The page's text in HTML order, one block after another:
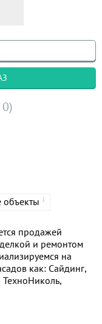
объекты 1
продажей
и ремонтом
на
как: Сайдинг,